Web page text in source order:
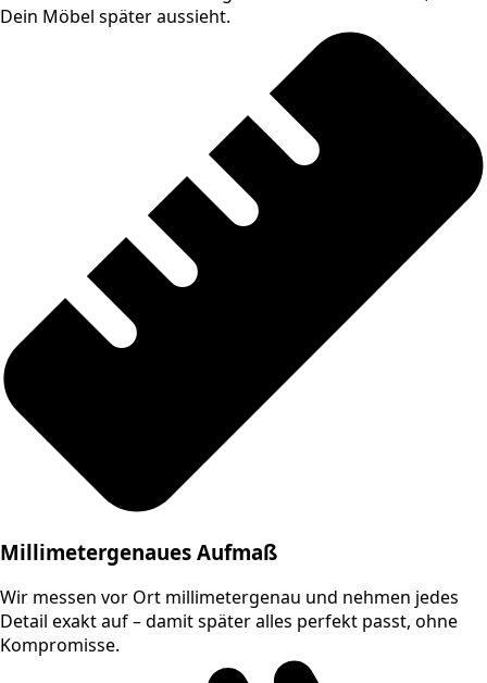
Dein Möbel später aussieht.
Millimetergenaues Aufmaß
Wir messen vor Ort millimetergenau und nehmen jedes
Detail exakt auf – damit später alles perfekt passt, ohne
Kompromisse.